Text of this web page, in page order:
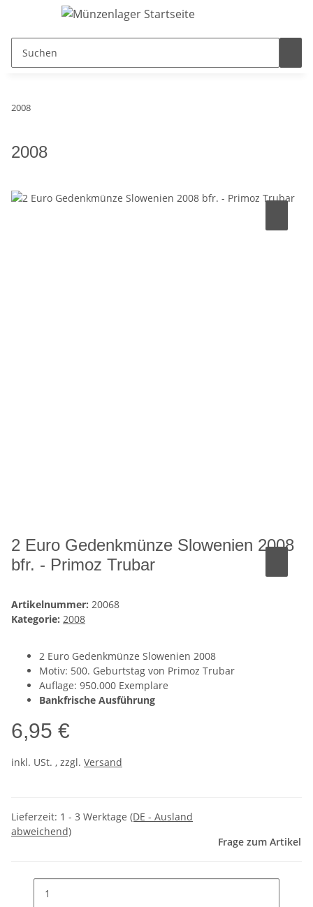
2008
2008
2 Euro Gedenkmünze Slowenien 2008
bfr. - Primoz Trubar
Artikelnummer: 20068
Kategorie: 2008
2 Euro Gedenkmünze Slowenien 2008
Motiv: 500. Geburtstag von Primoz Trubar
Auflage: 950.000 Exemplare
Bankfrische Ausführung
6,95 €
inkl. USt. , zzgl. Versand
Lieferzeit: 1 - 3 Werktage (DE - Ausland
abweichend)
Frage zum Artikel